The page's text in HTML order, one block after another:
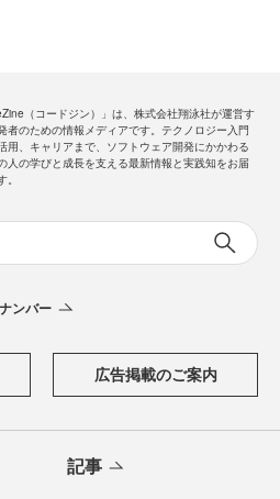
（コードジン）」は、株式会社翔泳社が運営す
者のための情報メディアです。テクノロジー入門
用、キャリアまで、ソフトウェア開発にかかわる
人の学びと成長を支える最新情報と実践知をお届
ンバー
広告掲載のご案内
記事